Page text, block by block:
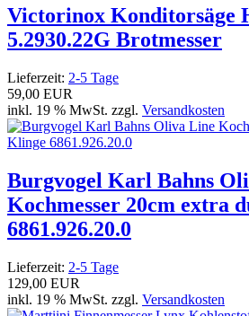
Victorinox Konditorsäge
5.2930.22G Brotmesser
Lieferzeit: 2-5 Tage
59,00 EUR
inkl. 19 % MwSt. zzgl. Versandkosten
Burgvogel Karl Bahns
Kochmesser 20cm extra
6861.926.20.0
Lieferzeit: 2-5 Tage
129,00 EUR
inkl. 19 % MwSt. zzgl. Versandkosten